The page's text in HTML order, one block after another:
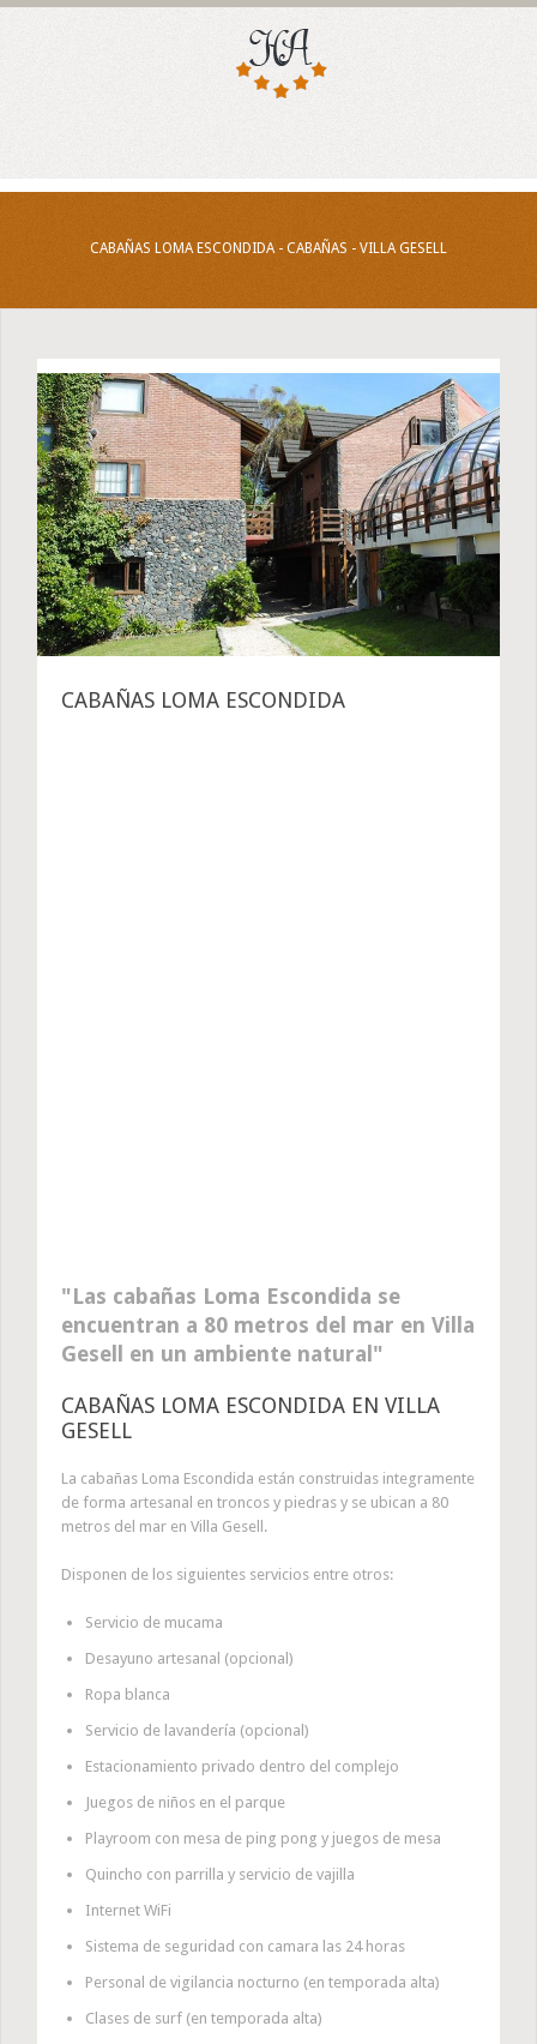
CABAÑAS LOMA ESCONDIDA - CABAÑAS - VILLA GESELL
CABAÑAS LOMA ESCONDIDA
Las cabañas Loma Escondida se
encuentran a 80 metros del mar en Villa
Gesell en un ambiente natural
CABAÑAS LOMA ESCONDIDA EN VILLA
GESELL
La cabañas Loma Escondida están construidas integramente
de forma artesanal en troncos y piedras y se ubican a 80
metros del mar en Villa Gesell.
Disponen de los siguientes servicios entre otros:
Servicio de mucama
Desayuno artesanal (opcional)
Ropa blanca
Servicio de lavandería (opcional)
Estacionamiento privado dentro del complejo
Juegos de niños en el parque
Playroom con mesa de ping pong y juegos de mesa
Quincho con parrilla y servicio de vajilla
Internet WiFi
Sistema de seguridad con camara las 24 horas
Personal de vigilancia nocturno (en temporada alta)
Clases de surf (en temporada alta)